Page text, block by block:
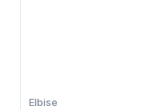
Elbise